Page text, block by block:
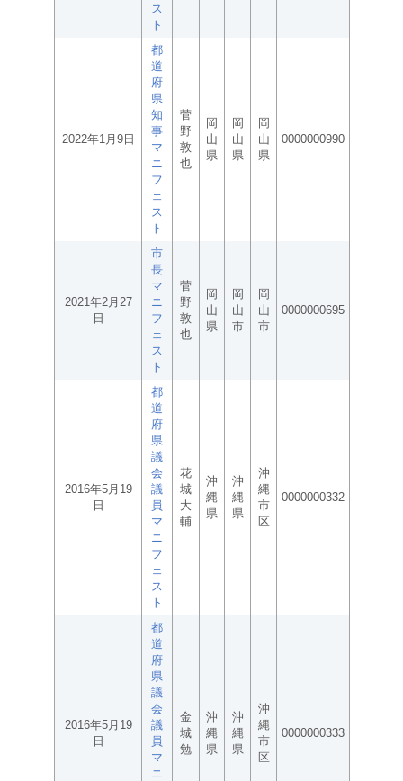
ス
ト
2022年1月9日
都
道
府
県
知
事
マ
ニ
フ
ェ
ス
ト
菅
野
敦
也
岡
山
県
岡
山
県
岡
山
県
0000000990
2021年2月27
日
市
長
マ
ニ
フ
ェ
ス
ト
菅
野
敦
也
岡
山
県
岡
山
市
岡
山
市
0000000695
2016年5月19
日
都
道
府
県
議
会
議
員
マ
ニ
フ
ェ
ス
ト
花
城
大
輔
沖
縄
県
沖
縄
県
沖
縄
市
区
0000000332
2016年5月19
日
都
道
府
県
議
会
議
員
マ
ニ
金
城
勉
沖
縄
県
沖
縄
県
沖
縄
市
区
0000000333